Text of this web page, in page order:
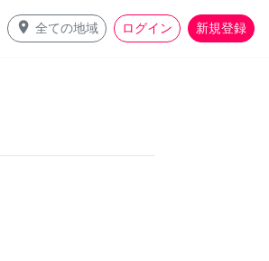
place 全ての地域 ログイン 新規登録